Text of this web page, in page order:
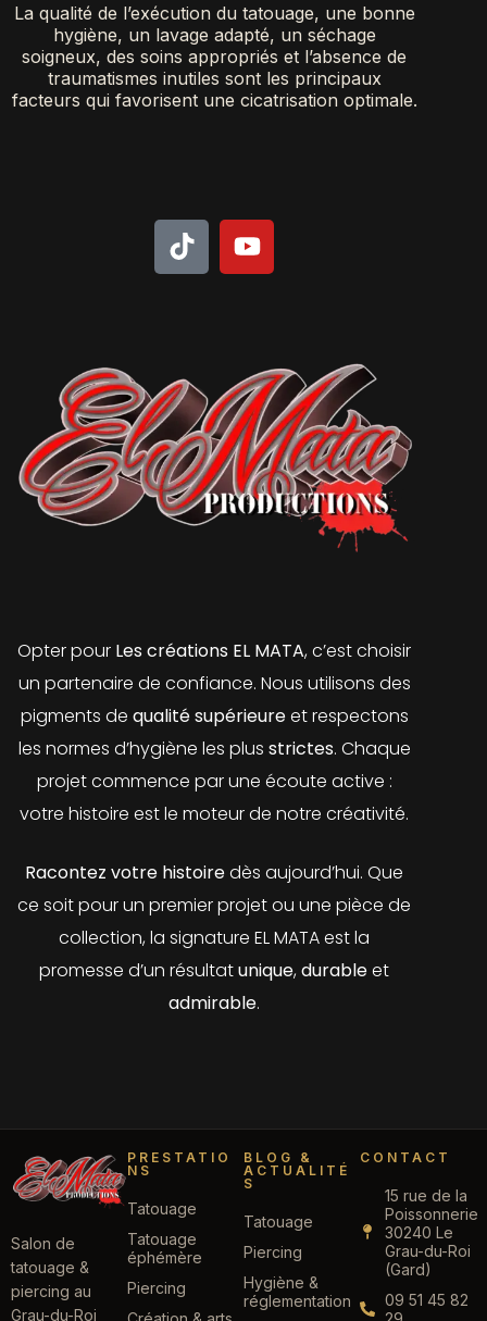
La qualité de l’exécution du tatouage, une bonne
hygiène, un lavage adapté, un séchage
soigneux, des soins appropriés et l’absence de
traumatismes inutiles sont les principaux
facteurs qui favorisent une cicatrisation optimale.
Opter pour Les créations EL MATA, c’est choisir
un partenaire de confiance. Nous utilisons des
pigments de qualité supérieureet respectons
les normes d’hygiène les plus strictes. Chaque
projet commence par une écoute active :
votre histoire est le moteur de notre créativité.
Racontez votre histoiredès aujourd’hui. Que
ce soit pour un premier projet ou une pièce de
collection, la signature EL MATA est la
promesse d’un résultatunique,durableet
admirable.
Salon de
tatouage &
piercing au
Grau-du-Roi
PRESTATIO
NS
Tatouage
Tatouage
éphémère
Piercing
BLOG &
ACTUALITÉ
S
Tatouage
Piercing
Hygiène &
réglementation
CONTACT
15 rue de la
Poissonnerie
30240 Le
Grau-du-Roi
(Gard)
09 51 45 82